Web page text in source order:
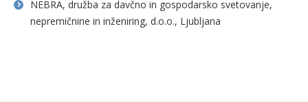
NEBRA, družba za davčno in gospodarsko svetovanje,
nepremičnine in inženiring, d.o.o., Ljubljana